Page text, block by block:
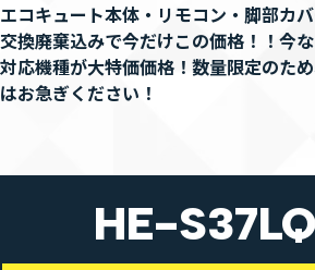
エコキュート本体・リモコン・脚部カ
交換廃棄込みで今だけこの価格！！ 今
対応機種が大特価価格！数量限定のた
はお急ぎください！
HE-